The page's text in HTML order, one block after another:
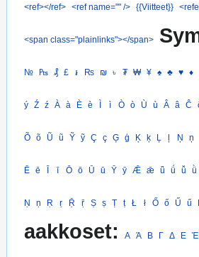
<ref></ref> <ref name="" /> {{Viitteet}}
<span class="plainlinks"></span>
№ ₧ ₰ £ ៛ ₨ ₪ ৳ ₮ ₩ ¥ ♠ ♣ ♥ ♦
ý Ź ź À à È è Ì ì Ò ò Ù ù Â â Ĉ
Õ õ Ũ ũ Ỹ ỹ Ç ç Ģ ģ Ķ ķ Ļ ļ Ņ ņ
Ē ē Ī ī Ō ō Ū ū Ȳ ȳ Ǣ ǣ ǖ ǘ ǚ ǜ
Ṇ ṇ Ṛ ṛ Ṝ ṝ Ṣ ṣ Ṭ ṭ Ł ł Ő ő Ű ű
aakkoset: Α Ά Β Γ Δ Ε Έ